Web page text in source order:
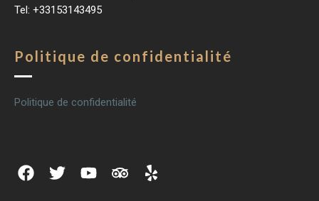
Tel: +33153143495
Politique de confidentialité
Politique de confidentialité